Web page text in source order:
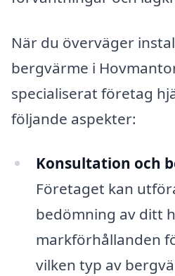
När du överväger
bergvärme i
specialiserat företag
följande aspekter:
Konsultation och
Företaget kan
bedömning av ditt
markförhållanden
vilken typ av